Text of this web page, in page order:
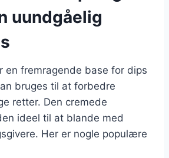
uundgåelig
en fremragende base for dips
bruges til at forbedre
retter. Den cremede
ideel til at blande med
Her er nogle populære